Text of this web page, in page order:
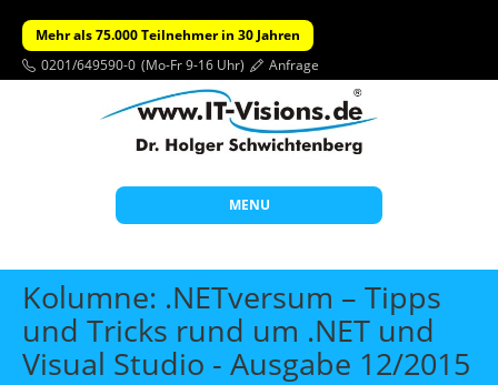
Mehr als 75.000 Teilnehmer in 30 Jahren
0201/649590-0 (Mo-Fr 9-16 Uhr) Anfrage
MENU
Start
Themen
Beratung
Kolumne: .NETversum – Tipps
und Tricks rund um .NET und
Visual Studio - Ausgabe 12/2015